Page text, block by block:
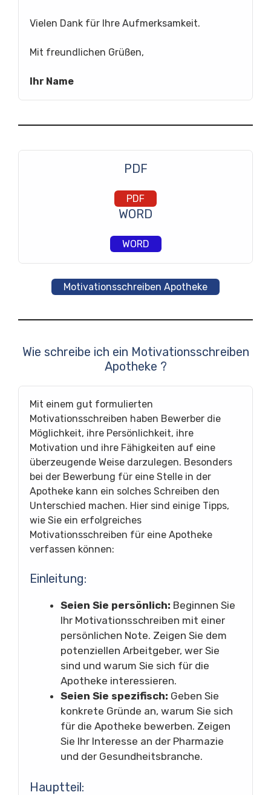
Vielen Dank für Ihre Aufmerksamkeit.
Mit freundlichen Grüßen,
Ihr Name
PDF
PDF
WORD
WORD
Motivationsschreiben Apotheke
Wie schreibe ich ein Motivationsschreiben
Apotheke ?
Mit einem gut formulierten
Motivationsschreiben haben Bewerber die
Möglichkeit, ihre Persönlichkeit, ihre
Motivation und ihre Fähigkeiten auf eine
überzeugende Weise darzulegen. Besonders
bei der Bewerbung für eine Stelle in der
Apotheke kann ein solches Schreiben den
Unterschied machen. Hier sind einige Tipps,
wie Sie ein erfolgreiches
Motivationsschreiben für eine Apotheke
verfassen können:
Einleitung:
Seien Sie persönlich: Beginnen Sie
Ihr Motivationsschreiben mit einer
persönlichen Note. Zeigen Sie dem
potenziellen Arbeitgeber, wer Sie
sind und warum Sie sich für die
Apotheke interessieren.
Seien Sie spezifisch: Geben Sie
konkrete Gründe an, warum Sie sich
für die Apotheke bewerben. Zeigen
Sie Ihr Interesse an der Pharmazie
und der Gesundheitsbranche.
Hauptteil: